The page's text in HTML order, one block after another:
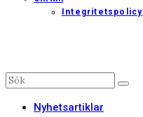
Integritetspolicy
Nyhetsartiklar